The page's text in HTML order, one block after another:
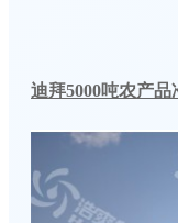
迪拜5000吨农产